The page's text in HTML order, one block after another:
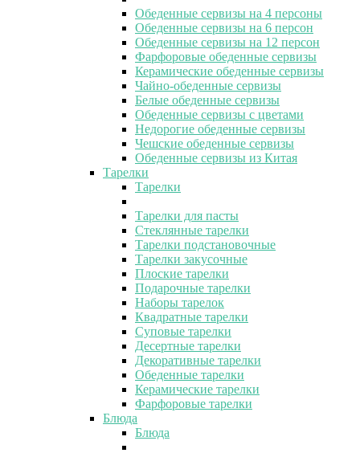
Обеденные сервизы на 4 персоны
Обеденные сервизы на 6 персон
Обеденные сервизы на 12 персон
Фарфоровые обеденные сервизы
Керамические обеденные сервизы
Чайно-обеденные сервизы
Белые обеденные сервизы
Обеденные сервизы с цветами
Недорогие обеденные сервизы
Чешские обеденные сервизы
Обеденные сервизы из Китая
Тарелки
Тарелки
Тарелки для пасты
Стеклянные тарелки
Тарелки подстановочные
Тарелки закусочные
Плоские тарелки
Подарочные тарелки
Наборы тарелок
Квадратные тарелки
Суповые тарелки
Десертные тарелки
Декоративные тарелки
Обеденные тарелки
Керамические тарелки
Фарфоровые тарелки
Блюда
Блюда